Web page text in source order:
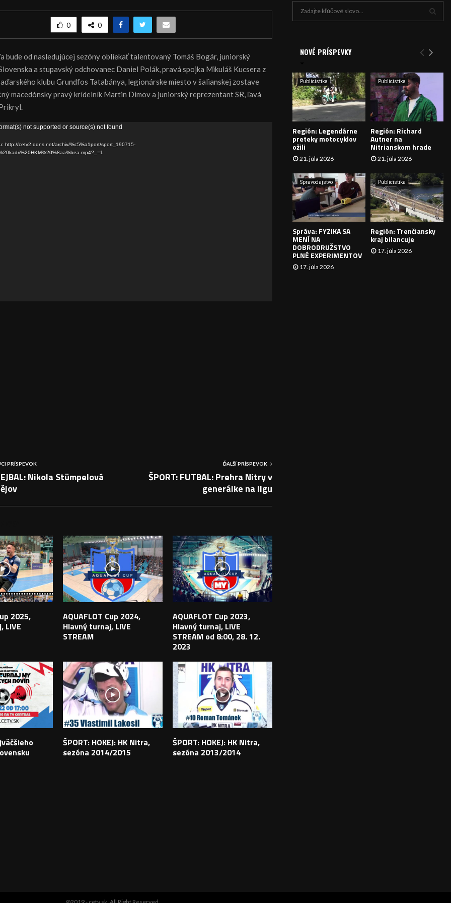
0 0
bude od nasledujúcej sezóny obliekať talentovaný Tomáš Bogár, juniorský
a stupavský odchovanec Daniel Polák, pravá spojka Mikuláš Kucsera z
klubu Grundfos Tatabánya, legionárske miesto v šalianskej zostave
macedónsky pravý krídelník Martin Dimov a juniorský reprezentant SR, ľavá
not supported or source(s) not found
http://cetv2.ddns.net/archiv/%c5%a1port/sport_190715-
PRÍSPEVOK
Nikola Stümpelová
ĎALŠÍ PRÍSPEVOK
ŠPORT: FUTBAL: Prehra Nitry v
generálke na ligu
2025,
LIVE
AQUAFLOT Cup 2024,
Hlavný turnaj, LIVE
STREAM
AQUAFLOT Cup 2023,
Hlavný turnaj, LIVE
STREAM od 8:00, 28. 12.
2023
ŠPORT: HOKEJ: HK Nitra,
sezóna 2014/2015
ŠPORT: HOKEJ: HK Nitra,
sezóna 2013/2014
e
:
Y
H
A
Á
V
A
N
I
NOVÉ PRÍSPEVKY
Publicistika
Región: Legendárne
preteky motocyklov
ožili
21. júla 2026
Publicistika
Región: Richard
Autner na
Nitrianskom hrade
21. júla 2026
Spravodajstvo
Správa: FYZIKA SA
MENÍ NA
DOBRODRUŽSTVO
PLNÉ EXPERIMENTOV
17. júla 2026
Publicistika
Región: Trenčiansky
kraj bilancuje
17. júla 2026